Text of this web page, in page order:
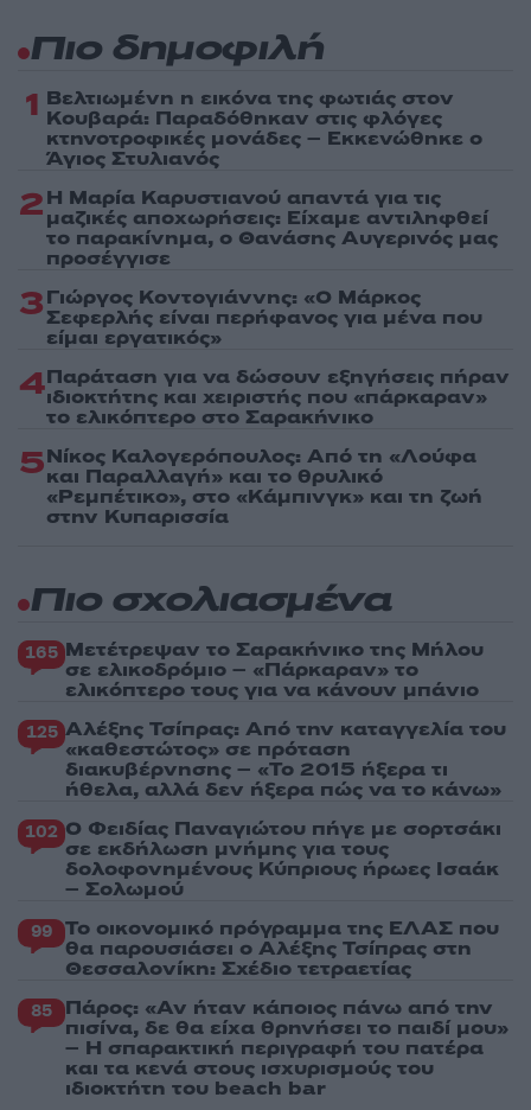
Πιο δημοφιλή
1 Βελτιωμένη η εικόνα της φωτιάς στον
Κουβαρά: Παραδόθηκαν στις φλόγες
κτηνοτροφικές μονάδες – Εκκενώθηκε ο
Άγιος Στυλιανός
2Η Μαρία Καρυστιανού απαντά για τις
μαζικές αποχωρήσεις: Είχαμε αντιληφθεί
το παρακίνημα, ο Θανάσης Αυγερινός μας
προσέγγισε
3Γιώργος Κοντογιάννης: «Ο Μάρκος
Σεφερλής είναι περήφανος για μένα που
είμαι εργατικός»
4Παράταση για να δώσουν εξηγήσεις πήραν
ιδιοκτήτης και χειριστής που «πάρκαραν»
το ελικόπτερο στο Σαρακήνικο
5Νίκος Καλογερόπουλος: Από τη «Λούφα
και Παραλλαγή» και το θρυλικό
«Ρεμπέτικο», στο «Κάμπινγκ» και τη ζωή
στην Κυπαρισσία
Πιο σχολιασμένα
165 Μετέτρεψαν το Σαρακήνικο της Μήλου
σε ελικοδρόμιο – «Πάρκαραν» το
ελικόπτερο τους για να κάνουν μπάνιο
125 Αλέξης Τσίπρας: Από την καταγγελία του
«καθεστώτος» σε πρόταση
διακυβέρνησης – «Το 2015 ήξερα τι
ήθελα, αλλά δεν ήξερα πώς να το κάνω»
102 Ο Φειδίας Παναγιώτου πήγε με σορτσάκι
σε εκδήλωση μνήμης για τους
δολοφονημένους Κύπριους ήρωες Ισαάκ
– Σολωμού
99 Το οικονομικό πρόγραμμα της ΕΛΑΣ που
θα παρουσιάσει ο Αλέξης Τσίπρας στη
Θεσσαλονίκη: Σχέδιο τετραετίας
85 Πάρος: «Αν ήταν κάποιος πάνω από την
πισίνα, δε θα είχα θρηνήσει το παιδί μου»
– Η σπαρακτική περιγραφή του πατέρα
και τα κενά στους ισχυρισμούς του
ιδιοκτήτη του beach bar